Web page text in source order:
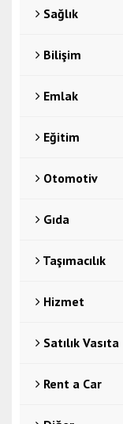
Sağlık
Bilişim
Emlak
Eğitim
Otomotiv
Gıda
Taşımacılık
Hizmet
Satılık Vasıta
Rent a Car